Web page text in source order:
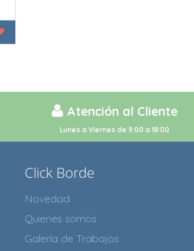
Atención al Cliente
Lunes a Viernes de 9:00 a 18:00
Click Borde
Novedad
Quienes somos
Galería de Trabajos